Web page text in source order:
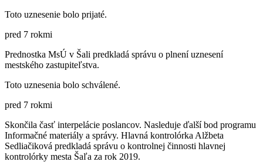
Toto uznesenie bolo prijaté.
pred 7 rokmi
Prednostka MsÚ v Šali predkladá správu o plnení uznesení
mestského zastupiteľstva.
Toto uznesenia bolo schválené.
pred 7 rokmi
Skončila časť interpelácie poslancov. Nasleduje ďalší bod programu
Informačné materiály a správy. Hlavná kontrolórka Alžbeta
Sedliačiková predkladá správu o kontrolnej činnosti hlavnej
kontrolórky mesta Šaľa za rok 2019.